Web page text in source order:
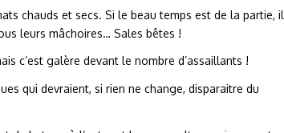
chauds et secs. Si le beau temps est de la partie, il
leurs mâchoires… Sales bêtes !
c’est galère devant le nombre d’assaillants !
qui devraient, si rien ne change, disparaitre du